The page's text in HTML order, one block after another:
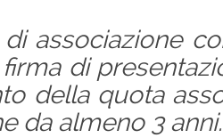
associazione
di
della quota
da almeno 3 anni.